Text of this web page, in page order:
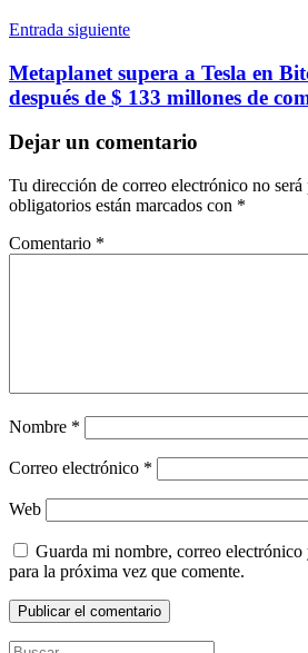
Entrada siguiente
Metaplanet supera a Tesla en
después de $ 133 millones de
Dejar un comentario
Tu dirección de correo electrónico no será
obligatorios están marcados con *
Comentario *
Nombre *
Correo electrónico *
Web
Guarda mi nombre, correo electrónico
para la próxima vez que comente.